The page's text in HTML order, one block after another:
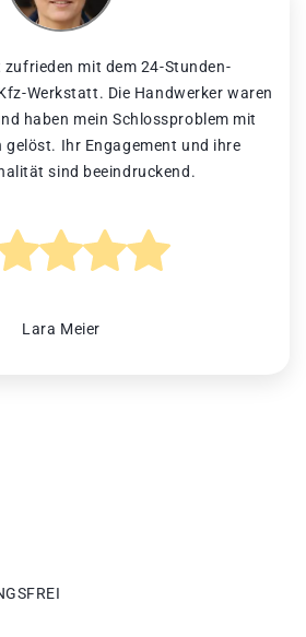
mit dem 24-Stunden-
Werkstatt. Die Handwerker waren
haben mein Schlossproblem mit
gelöst. Ihr Engagement und ihre
sind beeindruckend.
Lara Meier